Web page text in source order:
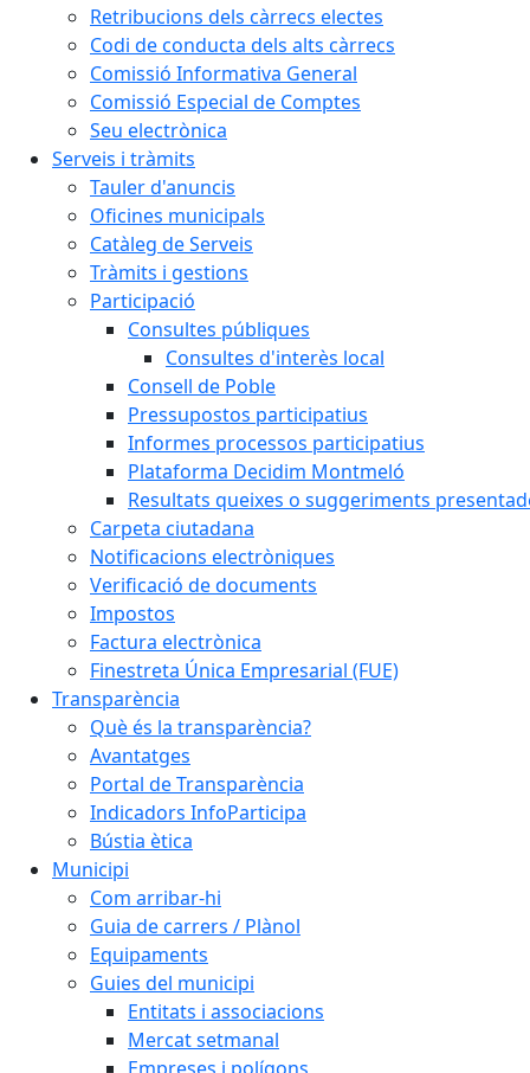
Retribucions dels càrrecs electes
Codi de conducta dels alts càrrecs
Comissió Informativa General
Comissió Especial de Comptes
Seu electrònica
Serveis i tràmits
Tauler d'anuncis
Oficines municipals
Catàleg de Serveis
Tràmits i gestions
Participació
Consultes públiques
Consultes d'interès local
Consell de Poble
Pressupostos participatius
Informes processos participatius
Plataforma Decidim Montmeló
Resultats queixes o suggeriments
Carpeta ciutadana
Notificacions electròniques
Verificació de documents
Impostos
Factura electrònica
Finestreta Única Empresarial (FUE)
Transparència
Què és la transparència?
Avantatges
Portal de Transparència
Indicadors InfoParticipa
Bústia ètica
Municipi
Com arribar-hi
Guia de carrers / Plànol
Equipaments
Guies del municipi
Entitats i associacions
Mercat setmanal